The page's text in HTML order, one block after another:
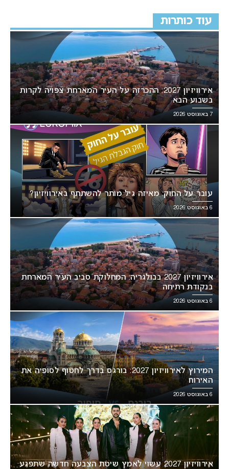
עוד כותרות
אירוויזיון 2027: ההכרזה על העיר המארחת צפויה לקרות
בשבוע הבא
7 באוגוסט 2026
עובר על החוק: מאיזה גיל מותר להשתתף באירוויזיון?
6 באוגוסט 2026
אירוויזיון 2027 בבולגריה: המחלוקת סביב העיר המארחת
בנקודת רתיחה
6 באוגוסט 2026
המירוץ לאירוויזיון 2027: בורגס בדרך לחטוף לסופיה את
האירוח
6 באוגוסט 2026
אירוויזיון 2027 עשוי לאמץ שיטת הצבעה חדשה שתפגע